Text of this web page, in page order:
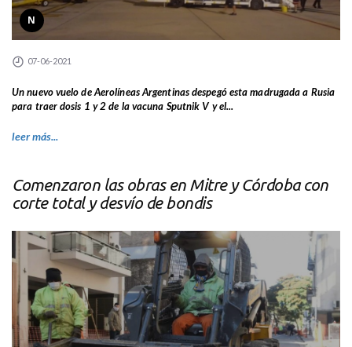
N
07-06-2021
Un nuevo vuelo de Aerolíneas Argentinas despegó esta madrugada a Rusia
para traer dosis 1 y 2 de la vacuna Sputnik V y el...
leer más...
Comenzaron las obras en Mitre y Córdoba con
corte total y desvío de bondis